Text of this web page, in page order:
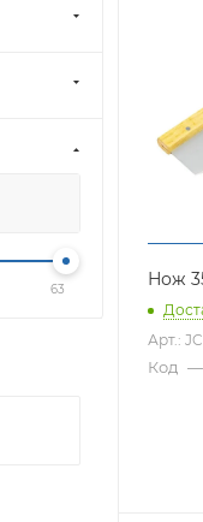
Нож
Арт.:
Код —
63